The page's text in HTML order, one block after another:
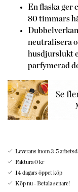
En flaska
80 timmars
neutralisera
husdjurslukt
parfymerad
Leverans inom 3-5
Faktura 0 kr
14 dagars öppet köp
Köp nu - Betala senare!